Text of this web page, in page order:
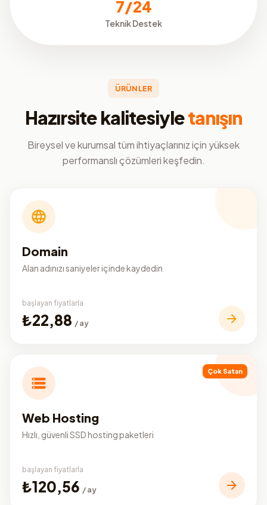
7/24
Teknik Destek
ÜRÜNLER
Hazırsite kalitesiyletanışın
Bireysel ve kurumsal tüm ihtiyaçlarınız için yüksek
performanslı çözümleri keşfedin.
Domain
Alan adınızı saniyeler içinde kaydedin
başlayan fiyatlarla
₺22,88 / ay
Çok Satan
Web Hosting
Hızlı, güvenli SSD hosting paketleri
başlayan fiyatlarla
₺120,56 / ay